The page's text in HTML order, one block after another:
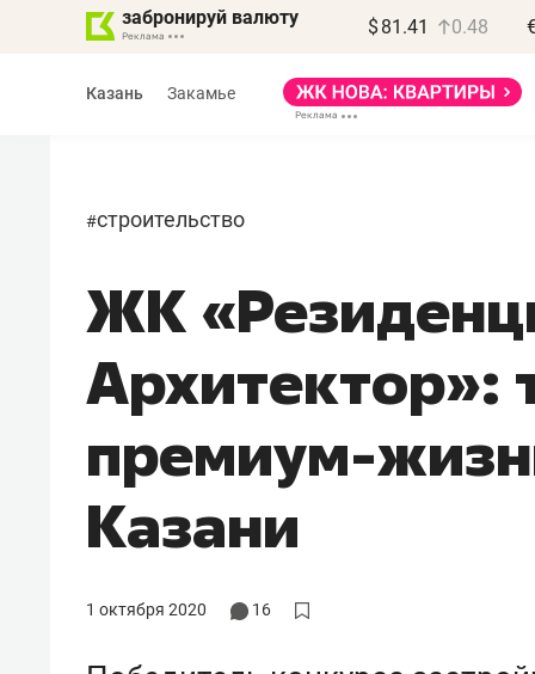
забронируй валюту $ 81.41 0.48
Казань Закамье
#строительство
ЖК
Архитектор»:
премиум-
Казани
1 октября 2020 16
Василь Мазитов
МАРТ
«Не зная местных
потерять минимум
полгода»
Как бизнесу выйти на зарубежные